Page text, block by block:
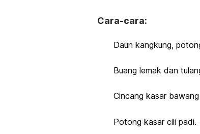
Cara-cara:
Daun kangkung,
Buang lemak dan
Cincang kasar
Potong kasar cili padi.